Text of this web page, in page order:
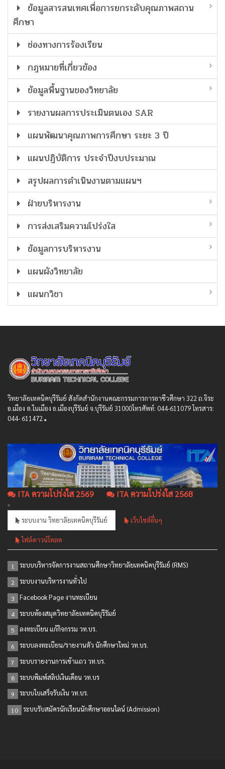
ข้อมูลสารสนเทศเพื่อการยกระดับคุณภาพสถาน
ศึกษา
ช่องทางการร้องเรียน
กฎหมายที่เกี่ยวข้อง
ข้อมูลพื้นฐานของวิทยาลัย
รายงานผลการประเมินตนเอง SAR
แผนพัฒนาคุณภาพการศึกษา ระยะ 3 ปี
แผนปฏิบัติการ ประจำปีงบประมาณ
สรุปผลการดำเนินงานตามแผนฯ
ฝ่ายบริหารงาน
การส่งเสริมความโปร่งใส
ข้อมูลการบริหารงาน
แผนผังวิทยาลัย
แผนกวิชา
วิทยาลัยเทคนิคบุรีรัมย์ สังกัดสํานักงานคณะกรรมการการอาชีวศึกษา 322 ถ.จิระ
อ.เมือง ต.ในเมือง อ.เมืองบุรีรัมย์ จ.บุรีรัมย์ 31000โทรศัพท์: 044-611079 โทรสาร:
044- 611472
ITA ความโปร่งใส 2569 ITA ความโปร่งใส 2568
ระบบงาน วิทยาลัยเทคนิคบุรีรัมย์ เว็บไซต์อื่นๆ
ไฟล์ดาวน์โหลด
1 ระบบบริหารจัดการงานสถานศึกษาวิทยาลัยเทคนิคบุรีรัมย์ (RMS)
2 ระบบงานบริหารงานทั่วไป
3 Facebook Page งานทะเบียน
4 ระบบห้องสมุดวิทยาลัยเทคนิคบุรีรัมย์
5 ลงทะเบียน แก้กิจกรรม วท.บร.
6 ระบบลงทะเบียน/รายงานตัว นักศึกษาใหม่ วท.บร.
7 ระบบรายงานการเข้าแถว วท.บร.
8 ระบบพิมพ์สลิปเงินเดือน วท.บร
9 ระบบใบเสร็จรับเงิน วท.บร.
10 ระบบรับสมัครนักเรียนนักศึกษาออนไลน์ (Admission)